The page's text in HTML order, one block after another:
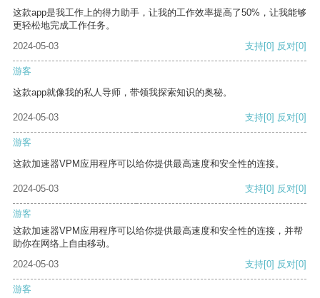
这款app是我工作上的得力助手，让我的工作效率提高了50%，让我能够
更轻松地完成工作任务。
2024-05-03
支持[0] 反对[0]
游客
这款app就像我的私人导师，带领我探索知识的奥秘。
2024-05-03 支持[0] 反对[0]
游客
这款加速器VPM应用程序可以给你提供最高速度和安全性的连接。
2024-05-03 支持[0] 反对[0]
游客
这款加速器VPM应用程序可以给你提供最高速度和安全性的连接，并帮
助你在网络上自由移动。
2024-05-03
支持[0] 反对[0]
游客